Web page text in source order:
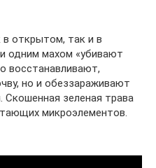
в открытом, так и в
одним махом «убивают
восстанавливают,
но и обеззараживают
Скошенная зеленая трава
микроэлементов.